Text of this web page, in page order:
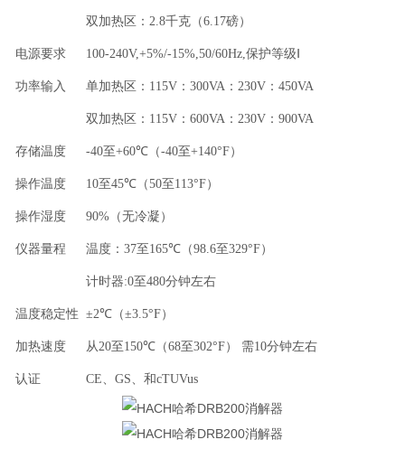
双加热区：2.8千克（6.17磅）
电源要求 100-240V,+5%/-15%,50/60Hz,保护等级Ⅰ
功率输入 单加热区： 115V ：300VA ：230V ：450VA
双加热区： 115V ：600VA ：230V ：900VA
存储温度 -40至+60℃（-40至+140°F）
操作温度 10至45℃（50至 113°F）
操作湿度 90% （无冷凝）
仪器量程 温度：37至 165℃（98.6至329°F）
计时器:0至480分钟左右
温度稳定性 ±2℃（±3.5°F）
加热速度 从20至 150℃（68至302°F） 需10分钟左右
认证 CE、GS、和cTUVus